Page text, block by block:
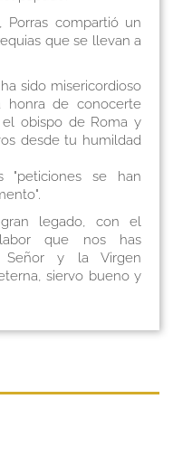
Porras compartió un
que se llevan a
sido misericordioso
de conocerte
obispo de Roma y
desde tu humildad
"peticiones se han
legado, con el
que nos has
Señor y la Virgen
siervo bueno y